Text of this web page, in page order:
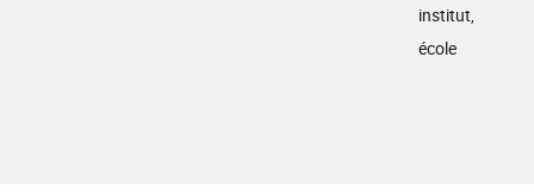
institut,
école